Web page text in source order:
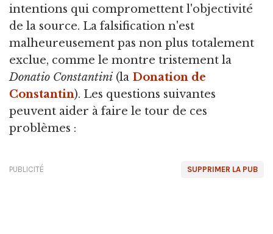
intentions qui compromettent l'objectivité
de la source. La falsification n'est
malheureusement pas non plus totalement
exclue, comme le montre tristement la
Donatio Constantini (la Donation de
Constantin). Les questions suivantes
peuvent aider à faire le tour de ces
problèmes :
SUPPRIMER LA PUB
PUBLICITÉ